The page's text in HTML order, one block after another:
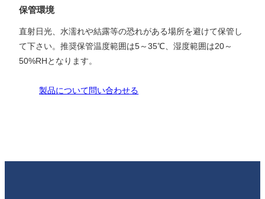
保管環境
直射日光、水濡れや結露等の恐れがある場所を避けて保管し
て下さい。推奨保管温度範囲は5～35℃、湿度範囲は20～
50%RHとなります。
製品について問い合わせる